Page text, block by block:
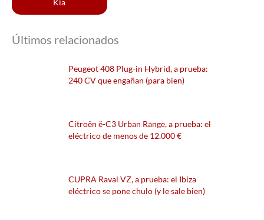
Kia
Últimos relacionados
Peugeot 408 Plug-in Hybrid, a prueba:
240 CV que engañan (para bien)
Citroën ë-C3 Urban Range, a prueba: el
eléctrico de menos de 12.000 €
CUPRA Raval VZ, a prueba: el Ibiza
eléctrico se pone chulo (y le sale bien)